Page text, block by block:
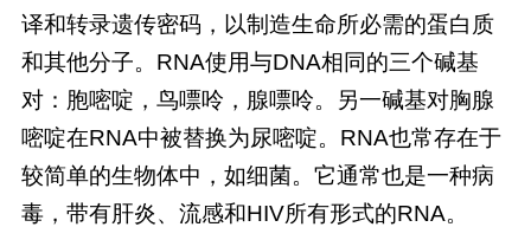
译和转录遗传密码，以制造生命所必需的蛋白质
和其他分子。RNA使用与DNA相同的三个碱基
对：胞嘧啶，鸟嘌呤，腺嘌呤。另一碱基对胸腺
嘧啶在RNA中被替换为尿嘧啶。RNA也常存在于
较简单的生物体中，如细菌。它通常也是一种病
毒，带有肝炎、流感和HIV所有形式的RNA。